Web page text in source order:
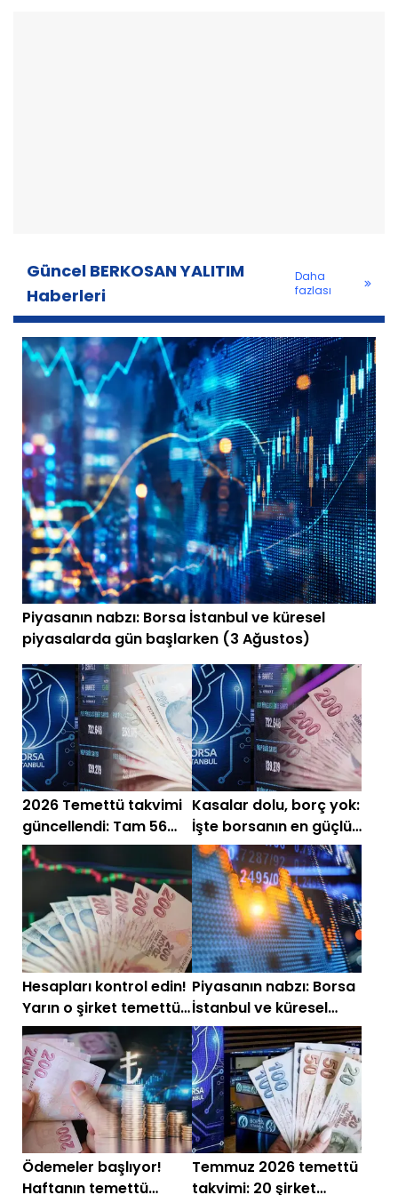
Güncel BERKOSAN YALITIM
Haberleri
Daha
fazlası
Piyasanın nabzı: Borsa İstanbul ve küresel
piyasalarda gün başlarken (3 Ağustos)
2026 Temettü takvimi
güncellendi: Tam 56
şirket kar payı
ödeyecek
Kasalar dolu, borç yok:
İşte borsanın en güçlü
hisseleri
Hesapları kontrol edin!
Yarın o şirket temettü
ödemesi yapacak
Piyasanın nabzı: Borsa
İstanbul ve küresel
piyasalarda gün
başlarken (1 Temmuz)
Ödemeler başlıyor!
Haftanın temettü
Temmuz 2026 temettü
takvimi: 20 şirket